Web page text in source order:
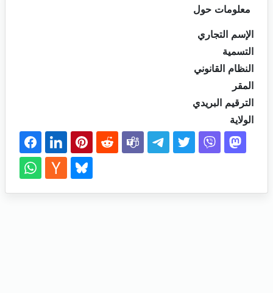
معلومات حول
الإسم التجاري
التسمية
النظام القانوني
المقر
الترقيم البريدي
الولاية